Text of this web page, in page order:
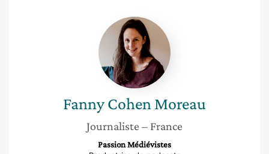
Fanny
Cohen
Moreau
FannyCohen Moreau
Journaliste – France
Passion Médiévistes